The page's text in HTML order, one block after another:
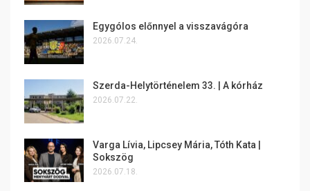
Egygólos előnnyel a visszavágóra
2026.07.24.
Szerda-Helytörténelem 33. | A kórház
2026.07.22.
Varga Lívia, Lipcsey Mária, Tóth Kata |
Sokszög
2026.07.18.